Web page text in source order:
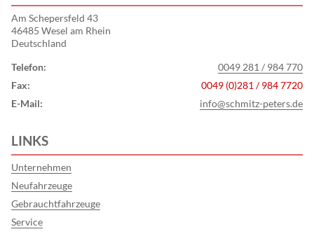
Am Schepersfeld 43
46485 Wesel am Rhein
Deutschland
Telefon:
0049 281 / 984 770
Fax:
0049 (0)281 / 984 7720
E-Mail:
info@schmitz-peters.de
LINKS
Unternehmen
Neufahrzeuge
Gebrauchtfahrzeuge
Service